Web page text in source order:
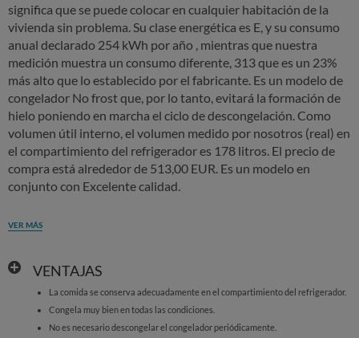
significa que se puede colocar en cualquier habitación de la
vivienda sin problema. Su clase energética es E, y su consumo
anual declarado 254 kWh por año , mientras que nuestra
medición muestra un consumo diferente, 313 que es un 23%
más alto que lo establecido por el fabricante. Es un modelo de
congelador No frost que, por lo tanto, evitará la formación de
hielo poniendo en marcha el ciclo de descongelación. Como
volumen útil interno, el volumen medido por nosotros (real) en
el compartimiento del refrigerador es 178 litros. El precio de
compra está alrededor de 513,00 EUR. Es un modelo en
conjunto con Excelente calidad.
VER MÁS
VENTAJAS
La comida se conserva adecuadamente en el compartimiento del refrigerador.
Congela muy bien en todas las condiciones.
No es necesario descongelar el congelador periódicamente.